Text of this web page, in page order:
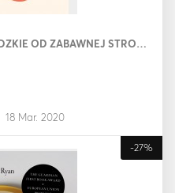
OPOWIEM CI KAWAŁ. ŻYCIE LUDZKIE OD ZABAWNEJ STRONY
18 Mar. 2020
-27%